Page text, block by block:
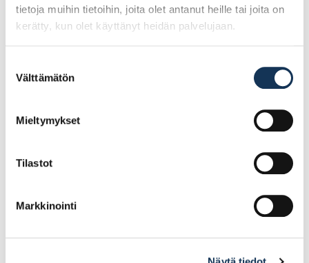
tietoja muihin tietoihin, joita olet antanut heille tai joita on
kerätty, kun olet käyttänyt heidän palvelujaan.
valinta
Välttämätön
Mieltymykset
Tilastot
Markkinointi
Monitoimityökalunterä
50x65mm, Puu&naula,
Lisää tilauskoriin
Monitoimityökalunterä
50x65mm, Puu&muovi
Lisää tilauskoriin